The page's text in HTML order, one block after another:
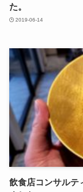
た。
2019-06-14
飲食店コンサルテ